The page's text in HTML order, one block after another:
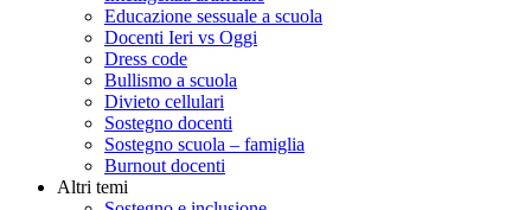
Educazione sessuale a scuola
Docenti Ieri vs Oggi
Dress code
Bullismo a scuola
Divieto cellulari
Sostegno docenti
Sostegno scuola – famiglia
Burnout docenti
Altri temi